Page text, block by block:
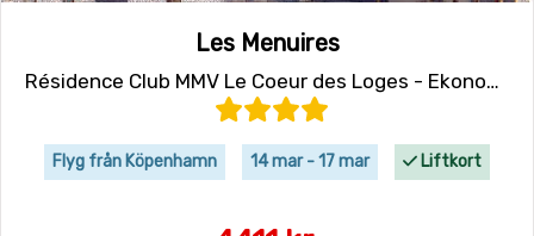
Les Menuires
Résidence Club MMV Le Coeur des Loges - Ekonomirum
Flyg från Köpenhamn 14 mar - 17 mar Liftkort